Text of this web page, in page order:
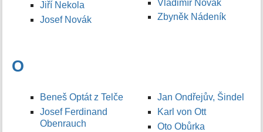
Jiří Nekola
Josef Novák
Vladimír Novák
Zbyněk Nádeník
O
Beneš Optát z Telče
Josef Ferdinand
Obenrauch
Jan Ondřejův, Šindel
Karl von Ott
Oto Obůrka